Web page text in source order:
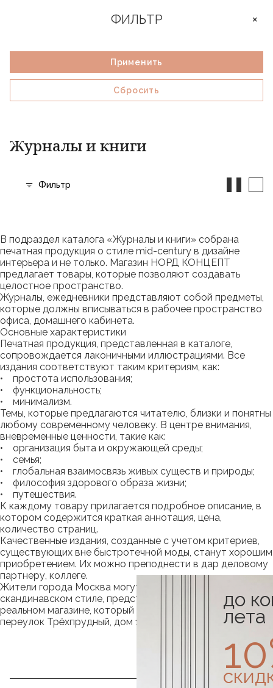
Главная страница Каталог Журналы и книги
Журналы и книги
ФИЛЬТР
Цена
Применить
Сбросить
Фильтр
В подраздел каталога «Журналы и книги» собрана
печатная продукция о стиле mid-century в дизайне
интерьера и не только. Магазин НОРД КОНЦЕПТ
предлагает товары, которые позволяют создавать
целостное пространство.
Журналы, ежедневники представляют собой предметы,
которые должны вписываться в рабочее пространство
офиса, домашнего кабинета.
Основные характеристики
Печатная продукция, представленная в каталоге,
сопровождается лаконичными иллюстрациями. Все
издания соответствуют таким критериям, как:
• простота использования;
• функциональность;
• минимализм.
Темы, которые предлагаются читателю, близки и понятны
любому современному человеку. В центре внимания,
вневременные ценности, такие как:
• организация быта и окружающей среды;
• семья;
• глобальная взаимосвязь живых существ и природы;
• философия здорового образа жизни;
• путешествия.
К каждому товару прилагается подробное описание, в
котором содержится краткая аннотация, цена,
количество страниц.
Качественные издания, созданные с учетом критериев,
существующих вне быстротечной моды, станут хорошим
приобретением. Их можно преподнести в дар деловому
партнеру, коллеге.
Жители города Москва могут купить товары в
скандинавском стиле, представленные в каталоге в
реальном магазине, который расположен по адресу:
переулок Трёхпрудный, дом 11/13, строение 1.
до
лета